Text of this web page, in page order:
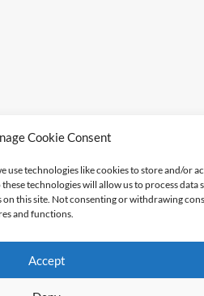
Cookie Consent
use technologies like cookies to store and/or
technologies will allow us to process data
this site. Not consenting or withdrawing
and functions.
Accept